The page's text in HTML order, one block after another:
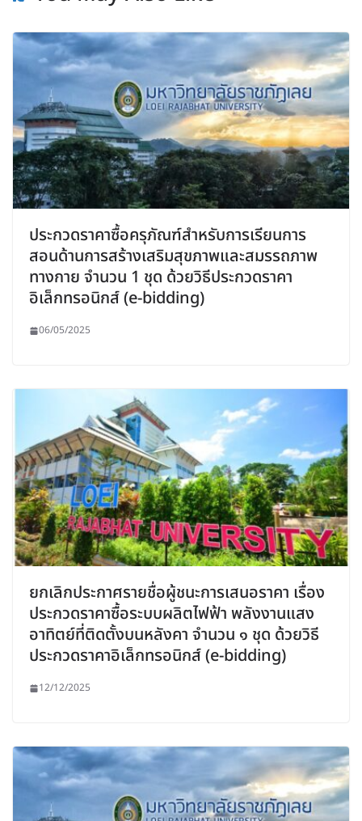
ประกวดราคาซื้อครุภัณฑ์สำหรับการเรียนการ
สอนด้านการสร้างเสริมสุขภาพและสมรรถภาพ
ทางกาย จำนวน 1 ชุด ด้วยวิธีประกวดราคา
อิเล็กทรอนิกส์ (e-bidding)
06/05/2025
ยกเลิกประกาศรายชื่อผู้ชนะการเสนอราคา เรื่อง
ประกวดราคาซื้อระบบผลิตไฟฟ้า พลังงานแสง
อาทิตย์ที่ติดตั้งบนหลังคา จำนวน ๑ ชุด ด้วยวิธี
ประกวดราคาอิเล็กทรอนิกส์ (e-bidding)
12/12/2025